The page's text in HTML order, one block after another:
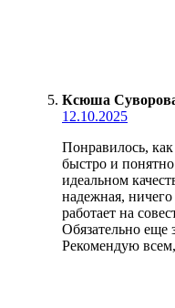
Ксюша
12.10.2025
Понравилось, как
быстро и
идеальном
надежная,
работает на
Обязательно еще
Рекомендую